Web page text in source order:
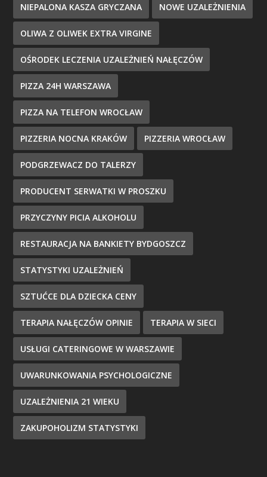
NIEPALONA KASZA GRYCZANA NOWE UZALEŻNIENIA
OLIWA Z OLIWEK EXTRA VIRGINE
OŚRODEK LECZENIA UZALEŻNIEŃ NAŁĘCZÓW
PIZZA 24H WARSZAWA
PIZZA NA TELEFON WROCŁAW
PIZZERIA NOCNA KRAKÓW PIZZERIA WROCŁAW
PODGRZEWACZ DO TALERZY
PRODUCENT SERWATKI W PROSZKU
PRZYCZYNY PICIA ALKOHOLU
RESTAURACJA NA BANKIETY BYDGOSZCZ
STATYSTYKI UZALEŻNIEŃ
SZTUĆCE DLA DZIECKA CENY
TERAPIA NAŁĘCZÓW OPINIE TERAPIA W SIECI
USŁUGI CATERINGOWE W WARSZAWIE
UWARUNKOWANIA PSYCHOLOGICZNE
UZALEŻNIENIA 21 WIEKU
ZAKUPOHOLIZM STATYSTYKI